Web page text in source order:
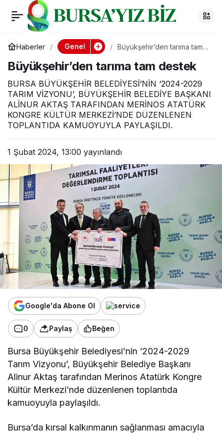
Haberler Genel
Büyükşehir’den tarıma tam
Büyükşehir’den tarıma tam destek
BURSA BÜYÜKŞEHİR BELEDİYESİ’NİN ‘2024-2029
TARIM VİZYONU’, BÜYÜKŞEHİR BELEDİYE BAŞKANI
ALİNUR AKTAŞ TARAFINDAN MERİNOS ATATÜRK
KONGRE KÜLTÜR MERKEZİ’NDE DÜZENLENEN
TOPLANTIDA KAMUOYUYLA PAYLAŞILDI.
1 Şubat 2024, 13:00 yayınlandı
Google'da Abone Ol
0 Paylaş Beğen
Bursa Büyükşehir Belediyesi’nin ‘2024-2029
Tarım Vizyonu’, Büyükşehir Belediye Başkanı
Alinur Aktaş tarafından Merinos Atatürk Kongre
Kültür Merkezi’nde düzenlenen toplantıda
kamuoyuyla paylaşıldı.
Bursa’da kırsal kalkınmanın sağlanması amacıyla
Büyükşehir’den
tarıma tam destek